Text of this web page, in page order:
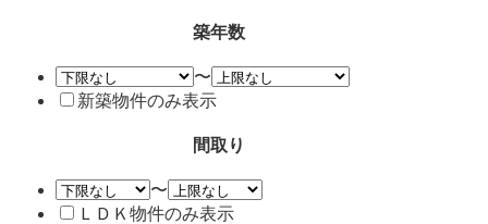
築年数
〜
新築物件のみ表示
間取り
〜
ＬＤＫ物件のみ表示